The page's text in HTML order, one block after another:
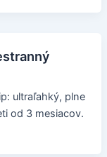
ultraľahký, plne
od 3 mesiacov.